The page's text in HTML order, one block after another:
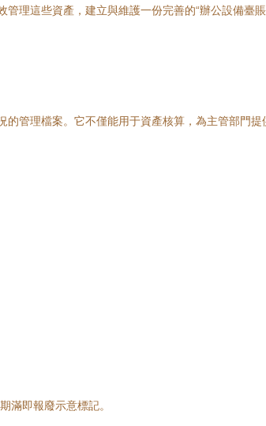
理這些資產，建立與維護一份完善的“辦公設備臺
管理檔案。它不僅能用于資產核算，為主管部門
滿即報廢示意標記。